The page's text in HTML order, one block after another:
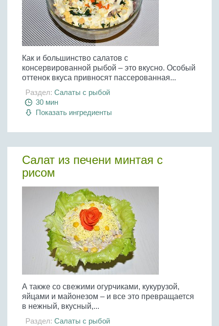
Как и большинство салатов с
консервированной рыбой – это вкусно. Особый
оттенок вкуса привносят пассерованная...
Раздел: Салаты с рыбой
30 мин
Показать ингредиенты
Салат из печени минтая с
рисом
А также со свежими огурчиками, кукурузой,
яйцами и майонезом – и все это превращается
в нежный, вкусный,...
Раздел: Салаты с рыбой